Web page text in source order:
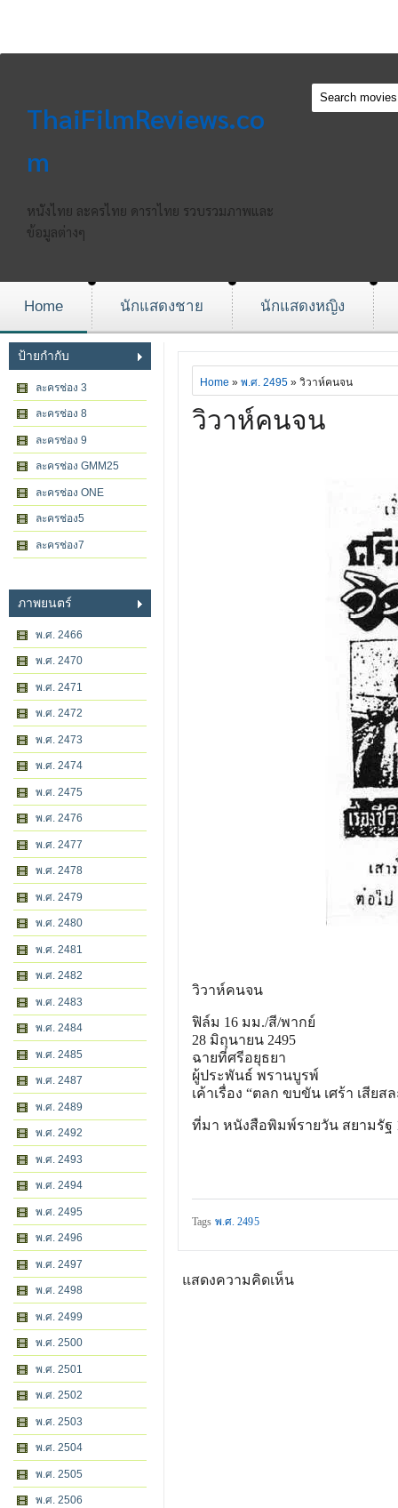
ThaiFilmReviews.co
m
หนังไทย ละครไทย ดาราไทย รวบรวมภาพและ
ข้อมูลต่างๆ
Home นักแสดงชาย นักแสดงหญิง
ป้ายกำกับ
ละครช่อง 3
ละครช่อง 8
ละครช่อง 9
ละครช่อง GMM25
ละครช่อง ONE
ละครช่อง5
ละครช่อง7
ภาพยนตร์
พ.ศ. 2466
พ.ศ. 2470
พ.ศ. 2471
พ.ศ. 2472
พ.ศ. 2473
พ.ศ. 2474
พ.ศ. 2475
พ.ศ. 2476
พ.ศ. 2477
พ.ศ. 2478
พ.ศ. 2479
พ.ศ. 2480
พ.ศ. 2481
พ.ศ. 2482
พ.ศ. 2483
พ.ศ. 2484
พ.ศ. 2485
พ.ศ. 2487
พ.ศ. 2489
พ.ศ. 2492
พ.ศ. 2493
พ.ศ. 2494
พ.ศ. 2495
พ.ศ. 2496
พ.ศ. 2497
พ.ศ. 2498
พ.ศ. 2499
พ.ศ. 2500
พ.ศ. 2501
พ.ศ. 2502
พ.ศ. 2503
พ.ศ. 2504
พ.ศ. 2505
พ.ศ. 2506
Home » พ.ศ. 2495 » วิวาห์คนจน
วิวาห์คนจน
วิวาห์คนจน
ฟิล์ม 16 มม./สี/พากย์
28 มิถุนายน 2495
ฉายที่ศรีอยุธยา
ผู้ประพันธ์ พรานบูรพ์
เค้าเรื่อง “ตลก ขบขัน เศร้า เสีย
ที่มา หนังสือพิมพ์รายวัน สยามรัฐ
Tags พ.ศ. 2495
แสดงความคิดเห็น